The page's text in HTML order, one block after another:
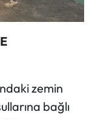
zemin
bağlı